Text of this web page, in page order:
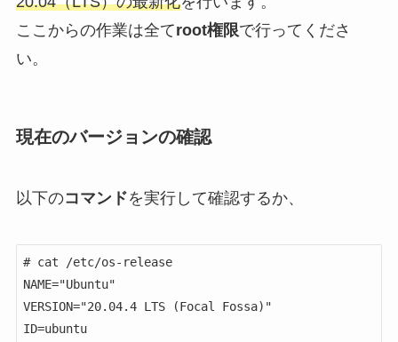
ここからの作業は全てroot権限で行ってくださ
い。
現在のバージョンの確認
以下のコマンドを実行して確認するか、
# cat /etc/os-release
NAME="Ubuntu"
VERSION="20.04.4 LTS (Focal Fossa)"
ID=ubuntu